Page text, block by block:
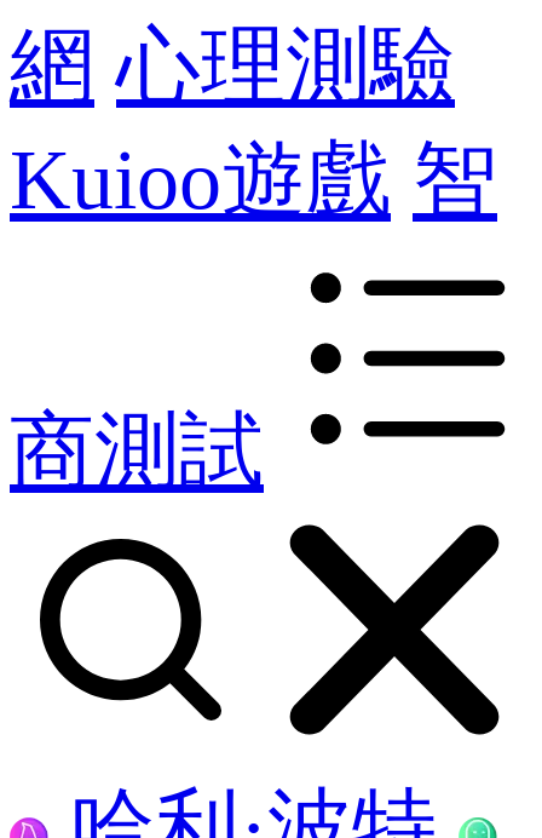
網 心理測驗
Kuioo遊戲 智
商測試